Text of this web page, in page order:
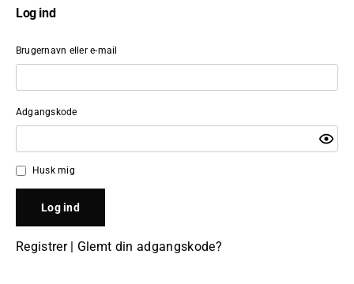
Log ind
Brugernavn eller e-mail
Adgangskode
Husk mig
Registrer| Glemt din adgangskode?